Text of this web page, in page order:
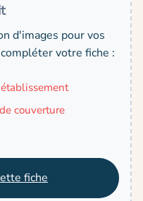
d'images pour vos
votre fiche :
couverture
fiche